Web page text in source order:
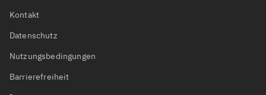
Kontakt
Datenschutz
Nutzungsbedingungen
Barrierefreiheit